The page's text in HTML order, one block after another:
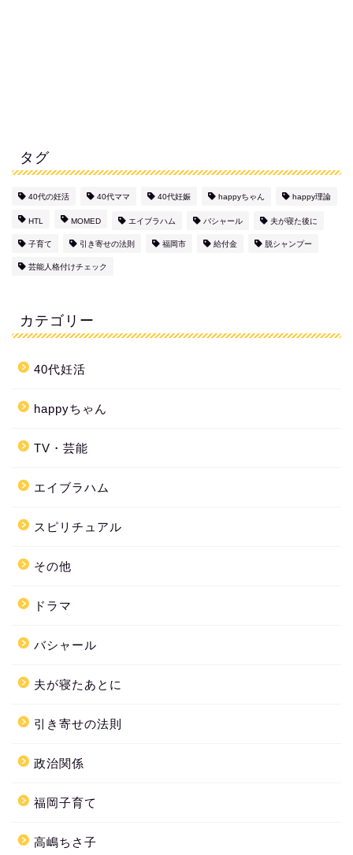
タグ
40代の妊活 40代ママ 40代妊娠 happyちゃん happy理論
HTL MOMED エイブラハム バシャール 夫が寝た後に
子育て 引き寄せの法則 福岡市 給付金 脱シャンプー
芸能人格付けチェック
カテゴリー
40代妊活
happyちゃん
TV・芸能
エイブラハム
スピリチュアル
その他
ドラマ
バシャール
夫が寝たあとに
引き寄せの法則
政治関係
福岡子育て
高嶋ちさ子